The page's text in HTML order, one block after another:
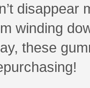
winding
these